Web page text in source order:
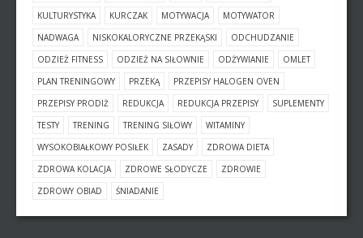
KULTURYSTYKA
KURCZAK MOTYWACJA
MOTYWATOR
NADWAGA
NISKOKALORYCZNE PRZEKĄSKI
ODCHUDZANIE
ODZIEŻ FITNESS
ODZIEŻ NA SIŁOWNIE ODŻYWIANIE
OMLET
PLAN TRENINGOWY
PRZEKĄ
PRZEPISY HALOGEN OVEN
PRZEPISY PRODIŻ
REDUKCJA REDUKCJA PRZEPISY
SUPLEMENTY
TESTY
TRENING TRENING SIŁOWY
WITAMINY
WYSOKOBIAŁKOWY POSIŁEK
ZASADY
ZDROWA DIETA
ZDROWA KOLACJA
ZDROWE SŁODYCZE
ZDROWIE
ZDROWY OBIAD
ŚNIADANIE